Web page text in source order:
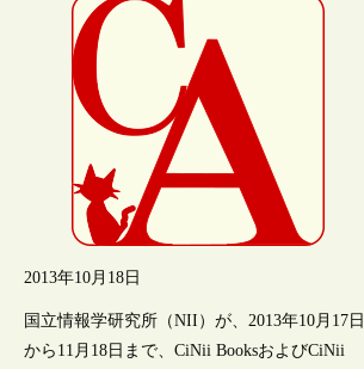
2013年10月18日
国立情報学研究所（NII）が、2013年10月17日
から11月18日まで、CiNii BooksおよびCiNii